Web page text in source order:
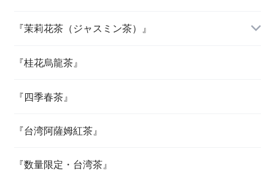
『茉莉花茶（ジャスミン茶）』
『桂花烏龍茶』
『四季春茶』
『台湾阿薩姆紅茶』
『数量限定・台湾茶』